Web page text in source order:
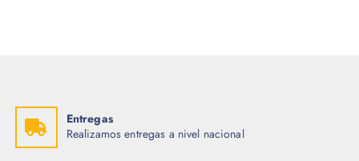
Entregas
Realizamos entregas a nivel nacional